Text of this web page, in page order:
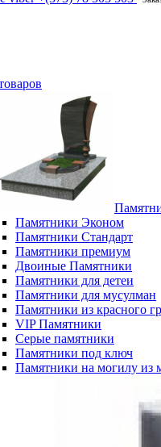
Памятники Эконом
Памятники Стандарт
Памятники премиум
Двоиные Памятники
Памятники для детеи
Памятники для мусулман
Памятники из красного
VIP Памятники
Серые памятники
Памятники под ключ
Памятники на могилу из